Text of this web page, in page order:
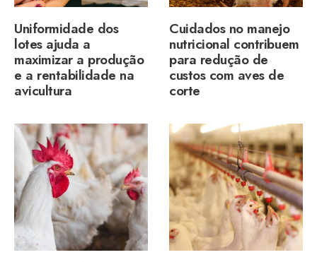
Uniformidade dos
lotes ajuda a
maximizar a produção
e a rentabilidade na
avicultura
Cuidados no manejo
nutricional contribuem
para redução de
custos com aves de
corte